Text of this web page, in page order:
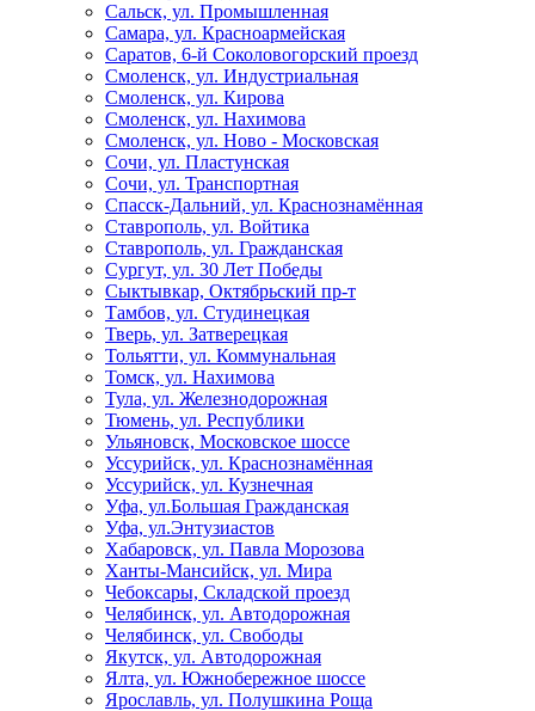
Сальск, ул. Промышленная
Самара, ул. Красноармейская
Саратов, 6-й Соколовогорский проезд
Смоленск, ул. Индустриальная
Смоленск, ул. Кирова
Смоленск, ул. Нахимова
Смоленск, ул. Ново - Московская
Сочи, ул. Пластунская
Сочи, ул. Транспортная
Спасск-Дальний, ул. Краснознамённая
Ставрополь, ул. Войтика
Ставрополь, ул. Гражданская
Сургут, ул. 30 Лет Победы
Сыктывкар, Октябрьский пр-т
Тамбов, ул. Студинецкая
Тверь, ул. Затверецкая
Тольятти, ул. Коммунальная
Томск, ул. Нахимова
Тула, ул. Железнодорожная
Тюмень, ул. Республики
Ульяновск, Московское шоссе
Уссурийск, ул. Краснознамённая
Уссурийск, ул. Кузнечная
Уфа, ул.Большая Гражданская
Уфа, ул.Энтузиастов
Хабаровск, ул. Павла Морозова
Ханты-Мансийск, ул. Мира
Чебоксары, Складской проезд
Челябинск, ул. Автодорожная
Челябинск, ул. Свободы
Якутск, ул. Автодорожная
Ялта, ул. Южнобережное шоссе
Ярославль, ул. Полушкина Роща